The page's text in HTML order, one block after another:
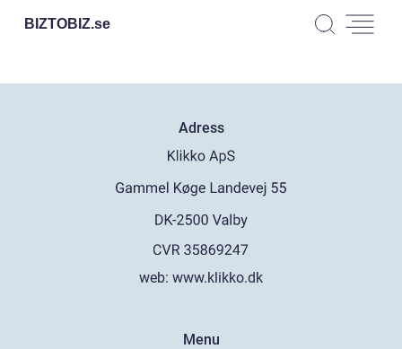
BIZTOBIZ.se
Adress
web: www.klikko.dk
Menu